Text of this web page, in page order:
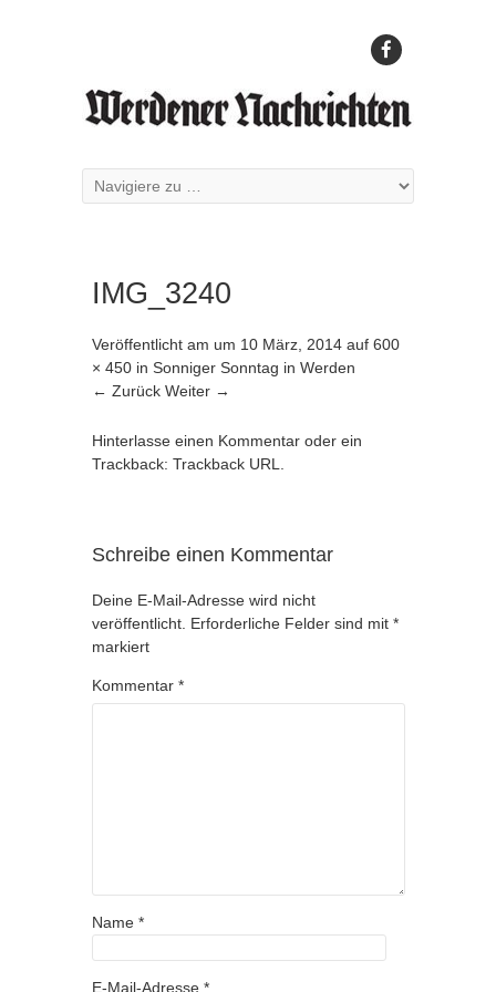
IMG_3240
Veröffentlicht am um 10 März, 2014 auf 600
× 450 in Sonniger Sonntag in Werden
← Zurück Weiter →
Hinterlasse einen Kommentar oder ein
Trackback: Trackback URL
Schreibe einen Kommentar
Deine E-Mail-Adresse wird nicht
veröffentlicht. Erforderliche Felder sind mit *
markiert
Kommentar *
Name *
E-Mail-Adresse *